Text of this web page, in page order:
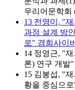
우리어문학회
13 전영미, "
과정 설계 방
로" 경희사이
14 정영근, "
론) 연구 개발
15 김봉섭, "
황을 중심으